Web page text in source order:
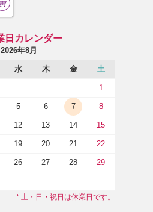
日カレンダー
2026年8月
水 木 金 土
1
5 6 7 8
12 13 14 15
19 20 21 22
26 27 28 29
* 土・日・祝日は休業日です。